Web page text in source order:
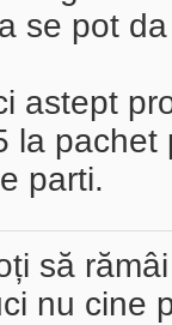
se pot
astept
la
parti.
să
nu cine